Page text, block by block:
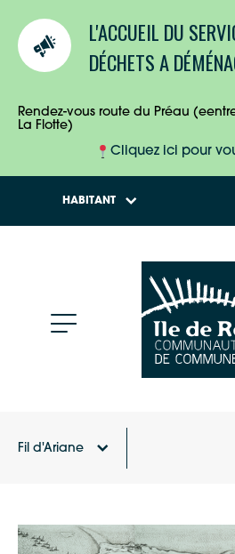
L'ACCUEIL DU
DÉCHETS A
Rendez-vous route du Préau
La Flotte)
Cliquez ici pour
HABITANT
ENTREPRISES
Fil d'Ariane